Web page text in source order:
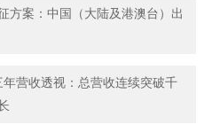
方案：中国（大陆及港澳台）出
营收透视：总营收连续突破千